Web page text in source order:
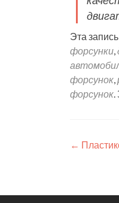
Эта
форсунки,
форсунок,
форсунок.
←